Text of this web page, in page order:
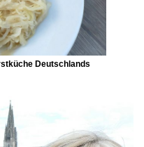
Deutschlands